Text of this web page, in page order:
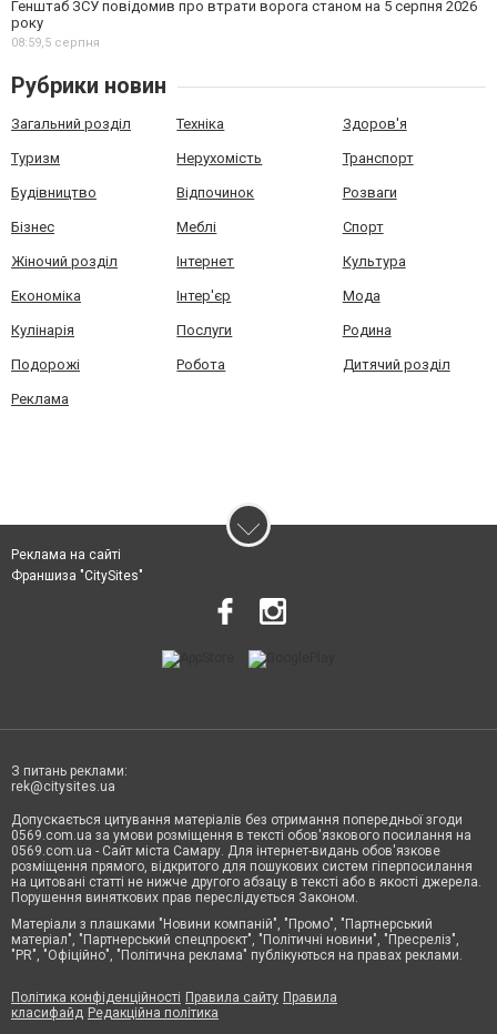
Генштаб ЗСУ повідомив про втрати ворога станом на 5 серпня 2026
року
08:59,5 серпня
Рубрики новин
Загальний розділ Техніка Здоров'я
Туризм Нерухомість Транспорт
Будівництво Відпочинок Розваги
Бізнес Меблі Спорт
Жіночий розділ Інтернет Культура
Економіка Інтер'єр Мода
Кулінарія Послуги Родина
Подорожі Робота Дитячий розділ
Реклама
Реклама на сайті
Франшиза "CitySites"
З питань реклами:
rek@citysites.ua
Допускається цитування матеріалів без отримання попередньої згоди
0569.com.ua за умови розміщення в тексті обов'язкового посилання на
0569.com.ua - Сайт міста Самару. Для інтернет-видань обов'язкове
розміщення прямого, відкритого для пошукових систем гіперпосилання
на цитовані статті не нижче другого абзацу в тексті або в якості джерела.
Порушення виняткових прав переслідується Законом.
Матеріали з плашками "Новини компаній", "Промо", "Партнерський
матеріал", "Партнерський спецпроєкт", "Політичні новини", "Пресреліз",
"PR", "Офіційно", "Політична реклама" публікуються на правах реклами.
Політика конфіденційності Правила сайту Правила
класифайд Редакційна політика